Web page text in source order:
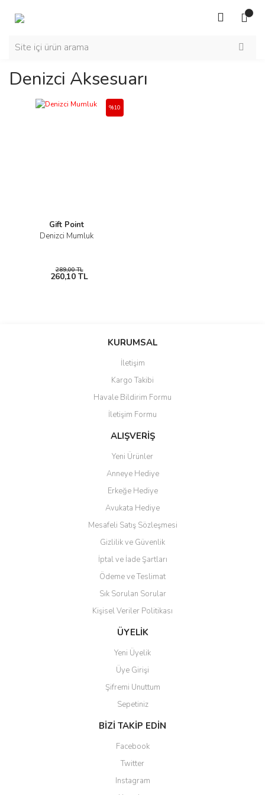
Denizci Aksesuarı
Gift Point
Denizci Mumluk
%10
289,00 TL
260,10 TL
KURUMSAL
İletişim
Kargo Takibi
Havale Bildirim Formu
İletişim Formu
ALIŞVERİŞ
Yeni Ürünler
Anneye Hediye
Erkeğe Hediye
Avukata Hediye
Mesafeli Satış Sözleşmesi
Gizlilik ve Güvenlik
İptal ve İade Şartları
Ödeme ve Teslimat
Sık Sorulan Sorular
Kişisel Veriler Politikası
ÜYELİK
Yeni Üyelik
Üye Girişi
Şifremi Unuttum
Sepetiniz
BİZİ TAKİP EDİN
Facebook
Twitter
Instagram